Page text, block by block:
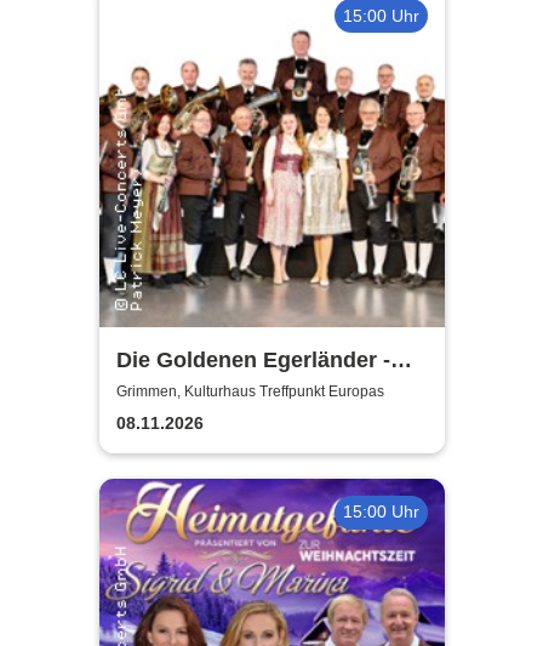
15:00 Uhr
Die Goldenen Egerländer -
Melodien aus dem Egerland
Grimmen, Kulturhaus Treffpunkt Europas
08.11.2026
15:00 Uhr